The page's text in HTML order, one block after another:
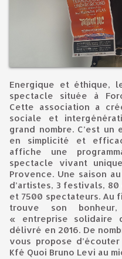
Energique et éthique, le Kfé Quoi est une salle de
spectacle située à
Cette association a
sociale et
grand nombre. C’est
en simplicité et
affiche une
spectacle vivant
Provence. Une saison
d’artistes, 3 festivals,
et 7500 spectateurs. Au
trouve son bonheur,
« entreprise solidaire
délivré en 2016. De
vous propose
Kfé Quoi Bruno Levi au